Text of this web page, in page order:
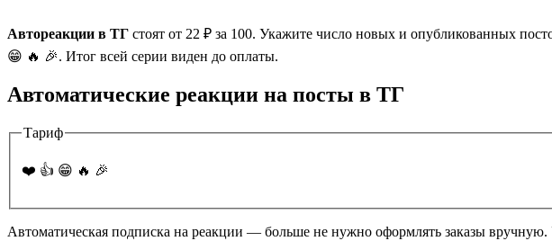
Автореакции в ТГ стоят от 22 ₽ за 100. Укажите число новых и опубликованных
😁 🔥 🎉. Итог всей серии виден до оплаты.
Автоматические реакции на посты в ТГ
Тариф
❤️ 👍 😁 🔥 🎉
Автоматическая подписка на реакции — больше не нужно оформлять заказы